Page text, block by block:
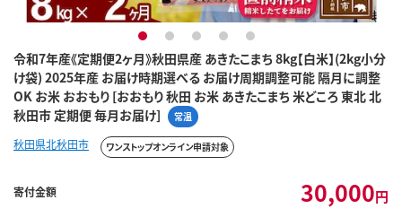
令和7年産《定期便2ヶ月》秋田県産 あきたこまち 8kg【白米】(2kg小分
け袋) 2025年産 お届け時期選べる お届け周期調整可能 隔月に調整
OK お米 おおもり [おおもり 秋田 お米 あきたこまち 米どころ 東北 北
秋田市 定期便 毎月お届け]
常温
1 2 3 4 5
秋田県北秋田市 ワンストップオンライン申請対象
寄付金額 30,000円